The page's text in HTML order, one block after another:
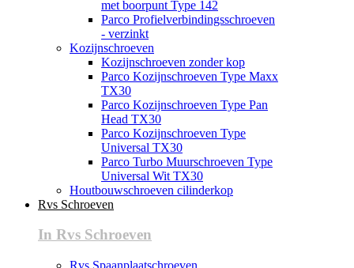
met boorpunt Type 142
Parco Profielverbindingsschroeven
- verzinkt
Kozijnschroeven
Kozijnschroeven zonder kop
Parco Kozijnschroeven Type Maxx
TX30
Parco Kozijnschroeven Type Pan
Head TX30
Parco Kozijnschroeven Type
Universal TX30
Parco Turbo Muurschroeven Type
Universal Wit TX30
Houtbouwschroeven cilinderkop
Rvs Schroeven
In Rvs Schroeven
Rvs Spaanplaatschroeven